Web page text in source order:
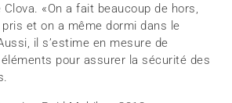
«On a fait beaucoup de hors,
et on a même dormi dans le
il s’estime en mesure de
pour assurer la sécurité des